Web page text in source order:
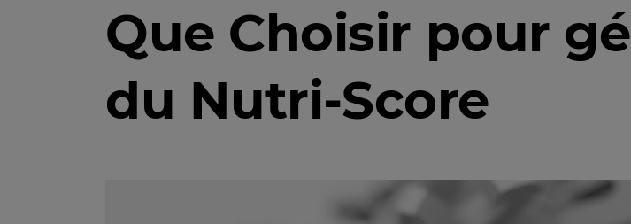
Que Choisir pour
du Nutri-Score